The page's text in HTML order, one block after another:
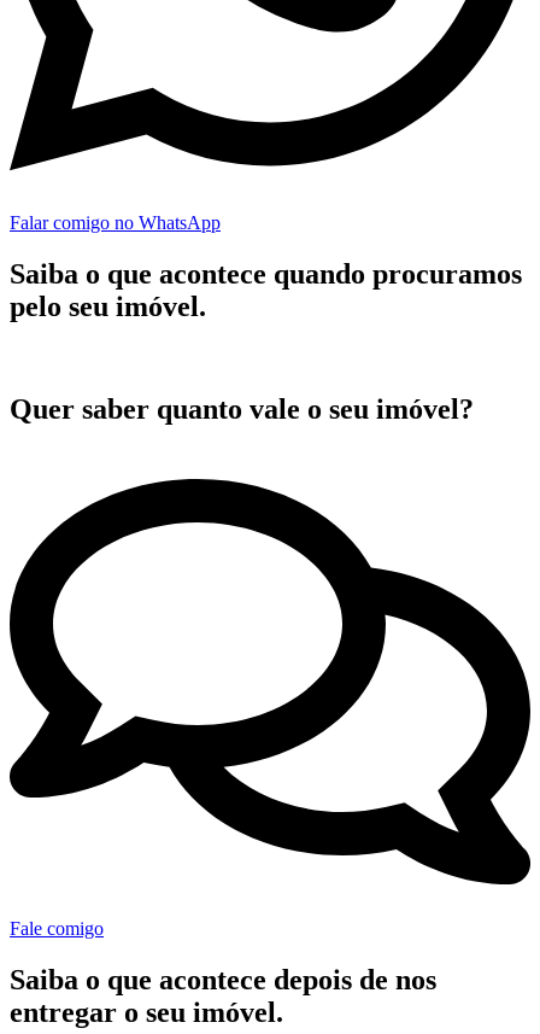
Falar comigo no WhatsApp
Saiba o que acontece quando procuramos
pelo seu imóvel.
Quer saber quanto vale o seu imóvel?
Fale comigo
Saiba o que acontece depois de nos
entregar o seu imóvel.